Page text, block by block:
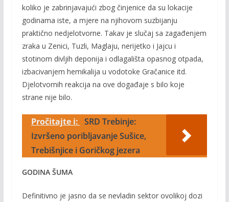
koliko je zabrinjavajući zbog činjenice da su lokacije
godinama iste, a mjere na njihovom suzbijanju
praktično nedjelotvorne. Takav je slučaj sa zagađenjem
zraka u Zenici, Tuzli, Maglaju, nerijetko i Jajcu i
stotinom divljih deponija i odlagališta opasnog otpada,
izbacivanjem hemikalija u vodotoke Gračanice itd.
Djelotvornih reakcija na ove događaje s bilo koje
strane nije bilo.
Pročitajte i: SRD Trebinje:
Izvršeno poribljavanje Sušice,
Trebišnjice i Goričkog jezera
GODINA ŠUMA
Definitivno je jasno da se nevladin sektor ovolikoj dozi